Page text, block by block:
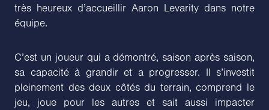
très heureux d’accueillir Aaron Levarity dans notre
équipe.
C’est un joueur qui a démontré, saison après saison,
sa capacité à grandir et a progresser. Il s’investit
pleinement des deux côtés du terrain, comprend le
jeu, joue pour les autres et sait aussi impacter